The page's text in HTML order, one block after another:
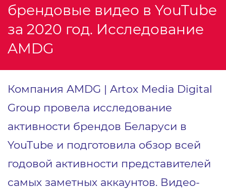
брендовые видео в YouTube
за 2020 год. Исследование
AMDG
Компания AMDG | Artox Media Digital
Group провела исследование
активности брендов Беларуси в
YouTube и подготовила обзор всей
годовой активности представителей
самых заметных аккаунтов. Видео-